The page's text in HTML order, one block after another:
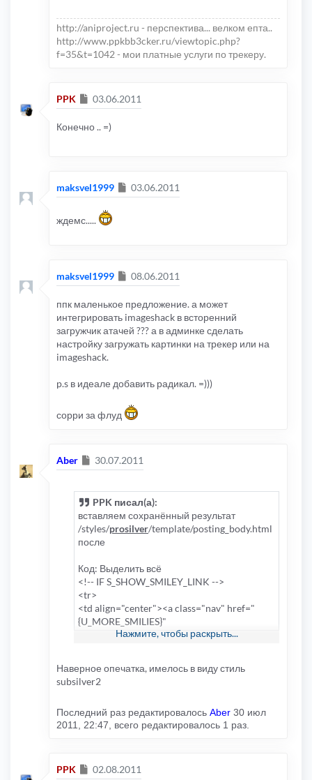
http://aniproject.ru - перспектива... велком епта..
http://www.ppkbb3cker.ru/viewtopic.php?
f=35&t=1042 - мои платные услуги по трекеру.
PPK Сообщение
03.06.2011
Конечно .. =)
maksvel1999 Сообщение
03.06.2011
ждемс.....
maksvel1999 Сообщение
08.06.2011
ппк маленькое предложение. а может
интегрировать imageshack в всторенний
загружчик атачей ??? а в админке сделать
настройку загружать картинки на трекер или на
imageshack.
p.s в идеале добавить радикал. =)))
сорри за флуд
Aber Сообщение
30.07.2011
PPK писал(а):
вставляем сохранённый результат
/styles/prosilver/template/posting_body.html
после
Код: Выделить всё
<!-- IF S_SHOW_SMILEY_LINK -->
<tr>
<td align="center"><a class="nav" href="
{U_MORE_SMILIES}"
onclick="popup(this.href, 300, 350,
</tr>
<!-- ENDIF -->
</table>
<!-- ENDIF -->
Нажмите, чтобы раскрыть...
Наверное опечатка, имелось в виду стиль
subsilver2
Последний раз редактировалось Aber 30 июл
2011, 22:47, всего редактировалось 1 раз.
PPK Сообщение
02.08.2011